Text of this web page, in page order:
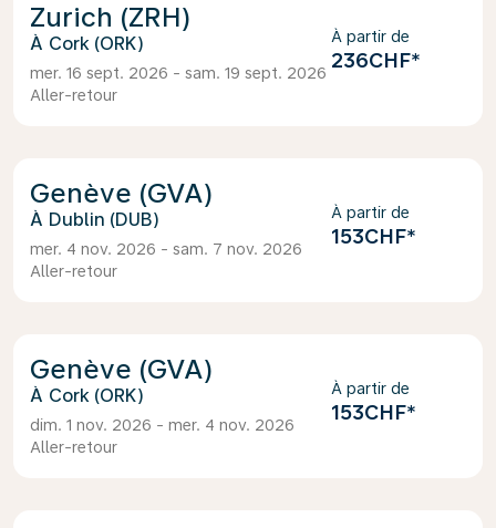
Zurich (ZRH)
Cork (ORK)
mer. 16 sept. 2026 - sam. 19 sept. 2026
Aller-retour
À partir de
236CHF*
Genève (GVA)
Dublin (DUB)
mer. 4 nov. 2026 - sam. 7 nov. 2026
Aller-retour
À partir de
153CHF*
Genève (GVA)
Cork (ORK)
dim. 1 nov. 2026 - mer. 4 nov. 2026
Aller-retour
À partir de
153CHF*